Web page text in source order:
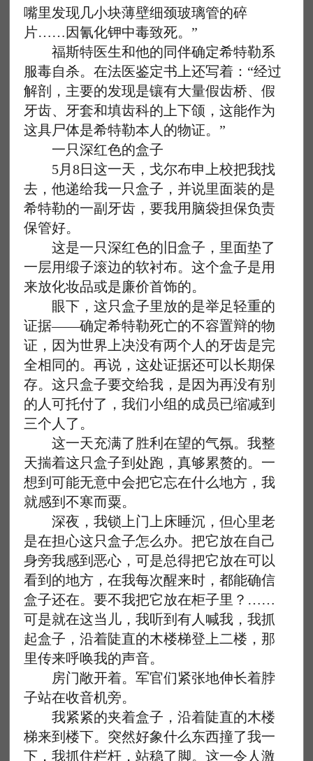
嘴里发现几小块薄壁细颈玻璃管的碎
片……因氰化钾中毒致死。”
福斯特医生和他的同伴确定希特勒系
服毒自杀。在法医鉴定书上还写着：“经过
解剖，主要的发现是镶有大量假齿桥、假
牙齿、牙套和填齿科的上下颌，这能作为
这具尸体是希特勒本人的物证。”
一只深红色的盒子
5月8日这一天，戈尔布申上校把我找
去，他递给我一只盒子，并说里面装的是
希特勒的一副牙齿，要我用脑袋担保负责
保管好。
这是一只深红色的旧盒子，里面垫了
一层用缎子滚边的软衬布。这个盒子是用
来放化妆品或是廉价首饰的。
眼下，这只盒子里放的是举足轻重的
证据——确定希特勒死亡的不容置辩的物
证，因为世界上决没有两个人的牙齿是完
全相同的。再说，这处证据还可以长期保
存。这只盒子要交给我，是因为再没有别
的人可托付了，我们小组的成员已缩减到
三个人了。
这一天充满了胜利在望的气氛。我整
天揣着这只盒子到处跑，真够累赘的。一
想到可能无意中会把它忘在什么地方，我
就感到不寒而粟。
深夜，我锁上门上床睡沉，但心里老
是在担心这只盒子怎么办。把它放在自己
身旁我感到恶心，可是总得把它放在可以
看到的地方，在我每次醒来时，都能确信
盒子还在。要不我把它放在柜子里？……
可是就在这当儿，我听到有人喊我，我抓
起盒子，沿着陡直的木楼梯登上二楼，那
里传来呼唤我的声音。
房门敞开着。军官们紧张地伸长着脖
子站在收音机旁。
我紧紧的夹着盒子，沿着陡直的木楼
梯来到楼下。突然好象什么东西撞了我一
下，我抓住栏杆，站稳了脚。这一令人激